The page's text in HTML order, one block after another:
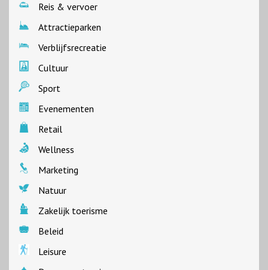
Reis & vervoer
Attractieparken
Verblijfsrecreatie
Cultuur
Sport
Evenementen
Retail
Wellness
Marketing
Natuur
Zakelijk toerisme
Beleid
Leisure